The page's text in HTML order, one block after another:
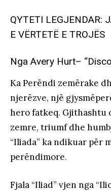
QYTETI LEGJENDAR:
E VËRTETË E TROJËS
Nga Avery Hurt–
Ka Perëndi zemërake
njerëzve, një
hero fatkeq. Gjithashtu
zemre, triumf dhe
“Iliada” ka ndikuar për
perëndimore.
Fjala “Iliad” vjen nga